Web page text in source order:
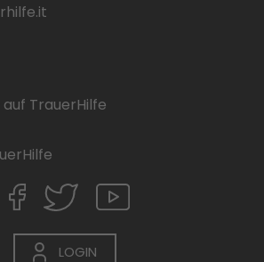
TrauerHilfe
LOGIN